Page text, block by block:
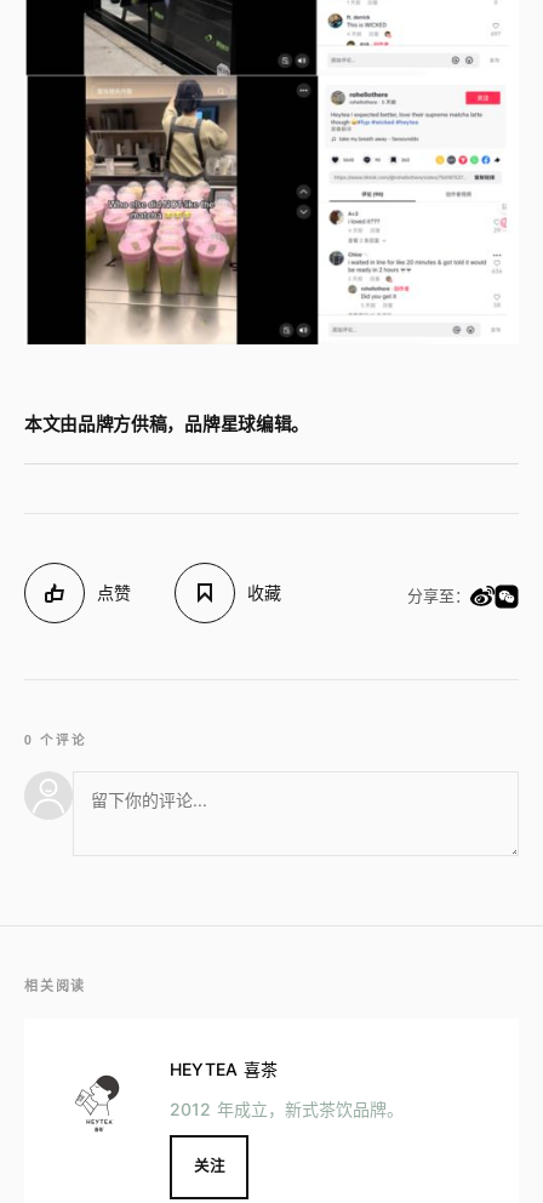
本文由品牌方供稿，品牌星球编辑。
点赞 收藏 分享至：
0 个评论
相关阅读
HEYTEA 喜茶
2012 年成立，新式茶饮品牌。
关注